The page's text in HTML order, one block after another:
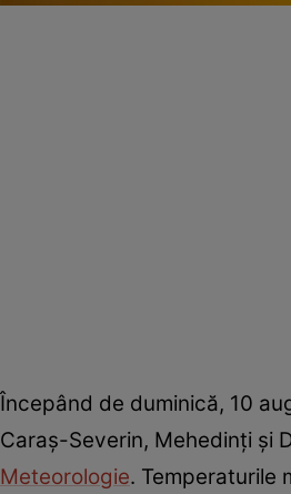
Începând de duminică, 10
Caraș-Severin, Mehedinți și
Meteorologie. Temperaturile